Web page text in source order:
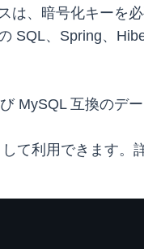
、暗号化キーを
SQL、Spring、
MySQL 互換のデ
て利用できます。